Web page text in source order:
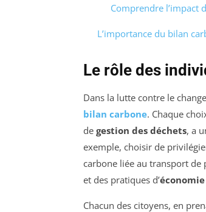
Comprendre l’impact
L’importance du bilan
Le rôle des
Dans la lutte contre le
bilan carbone. Chaque
de gestion des déchets, a
exemple, choisir de
carbone liée au transport de
et des pratiques d’économie
Chacun des citoyens, en